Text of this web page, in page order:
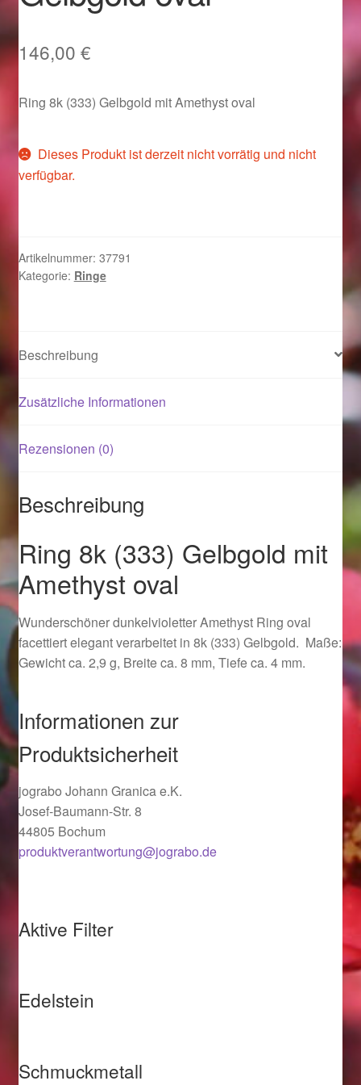
Im Gedenken an
Impressum
Karneval 2015 – Schmuck zu Fasching & Co.
Karneval 2019 – Schmuck zu Fasching & Co.
Karneval 2020 – Schmuck zu Fasching & Co.
Liefer- und Versandkosten
Magisches und Festliches zu Halloween
Magisches und Festliches zu Halloween 2021
Magisches und Festliches zu Halloween 2022
Ostergeschenke finden für Ostern 2015
Ostergeschenke finden für Ostern 2016
Ostergeschenke finden für Ostern 2017
Ostergeschenke finden für Ostern 2018
Ostergeschenke finden für Ostern 2019
Ostergeschenke finden für Ostern 2020
Ostergeschenke finden für Ostern 2021
Startseite
146,00 €
Ring 8k (333) Gelbgold mit Amethyst oval
Dieses Produkt ist derzeit nicht vorrätig und nicht
verfügbar.
Artikelnummer: 37791
Kategorie: Ringe
Beschreibung
Zusätzliche Informationen
Rezensionen (0)
Beschreibung
Ring 8k (333) Gelbgold mit
Amethyst oval
Wunderschöner dunkelvioletter Amethyst Ring oval
facettiert elegant verarbeitet in 8k (333) Gelbgold. Maße:
Gewicht ca. 2,9 g, Breite ca. 8 mm, Tiefe ca. 4 mm.
Informationen zur
Produktsicherheit
jograbo Johann Granica e.K.
Josef-Baumann-Str. 8
44805 Bochum
produktverantwortung@jograbo.de
Aktive Filter
Edelstein
Schmuckmetall